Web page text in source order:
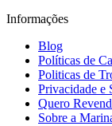
Informações
Blog
Políticas de
Politicas de
Privacidade e
Quero
Sobre a